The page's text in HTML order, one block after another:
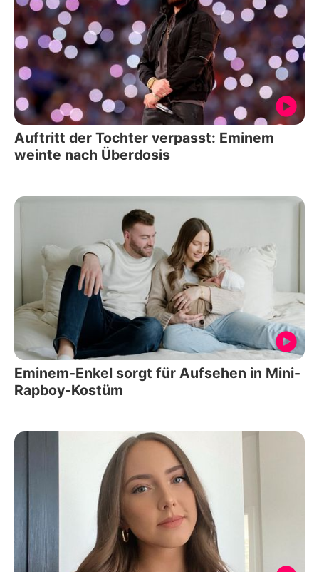
Auftritt der Tochter verpasst: Eminem
weinte nach Überdosis
Eminem-Enkel sorgt für Aufsehen in Mini-
Rapboy-Kostüm